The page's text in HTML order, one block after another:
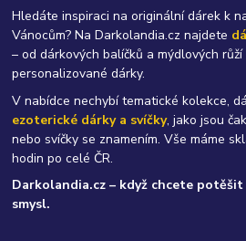
Hledáte inspiraci na originální dárek k
Vánocům? Na Darkolandia.cz najdete
– od dárkových balíčků a mýdlových
personalizované dárky.
V nabídce nechybí tematické kolekce,
ezoterické dárky a svíčky, jako jsou
nebo svíčky se znamením. Vše máme
hodin po celé ČR.
Darkolandia.cz – když chcete
smysl.